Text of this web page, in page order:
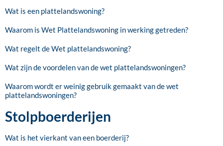
Wat is een plattelandswoning?
Waarom is Wet Plattelandswoning in werking getreden?
Wat regelt de Wet plattelandswoning?
Wat zijn de voordelen van de wet plattelandswoningen?
Waarom wordt er weinig gebruik gemaakt van de wet
plattelandswoningen?
Stolpboerderijen
Wat is het vierkant van een boerderij?